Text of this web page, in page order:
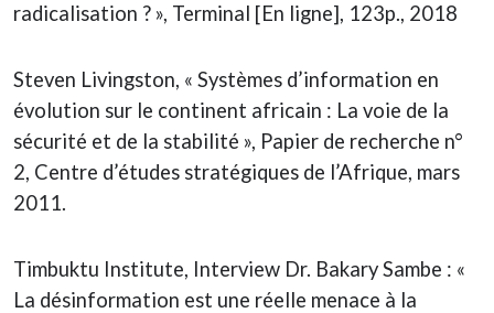
radicalisation ? », Terminal [En ligne], 123p., 2018
Steven Livingston, « Systèmes d’information en
évolution sur le continent africain : La voie de la
sécurité et de la stabilité », Papier de recherche n°
2, Centre d’études stratégiques de l’Afrique, mars
2011.
Timbuktu Institute, Interview Dr. Bakary Sambe : «
La désinformation est une réelle menace à la